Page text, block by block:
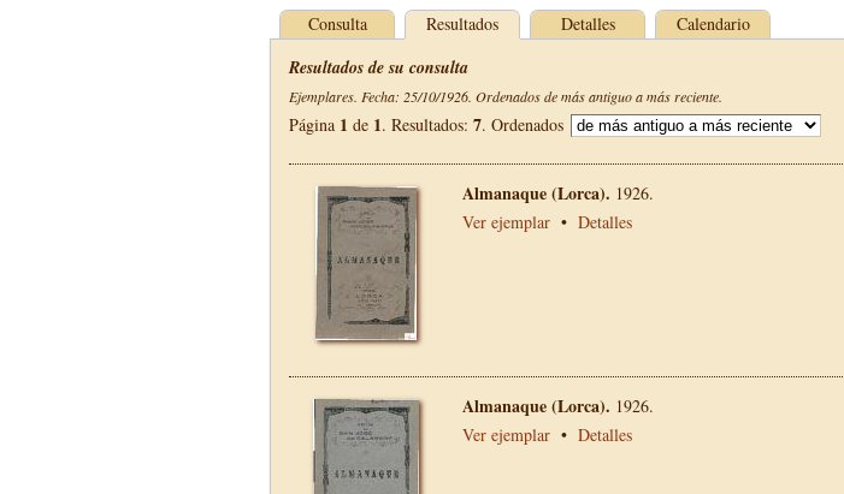
Consulta Resultados Detalles Calendario
Resultados de su consulta
Ejemplares. Fecha: 25/10/1926. Ordenados de más antiguo a más reciente.
Página 1 de 1. Resultados: 7. Ordenados
Almanaque (Lorca). 1926.
Ver ejemplar • Detalles
Almanaque (Lorca). 1926.
Ver ejemplar • Detalles